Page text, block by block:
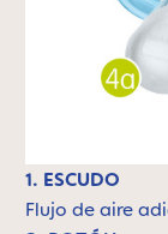
1. ESCUDO
Flujo de aire